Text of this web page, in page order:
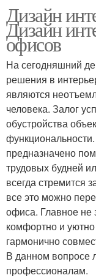
Дизайн
Дизайн
офисов
На сегодняшний
решения в
являются
человека. Залог
обустройства
предназначено
трудовых будней
всегда стремится
все это можно
офиса. Главное не
комфортно и
гармонично
В данном вопросе
профессионалам.